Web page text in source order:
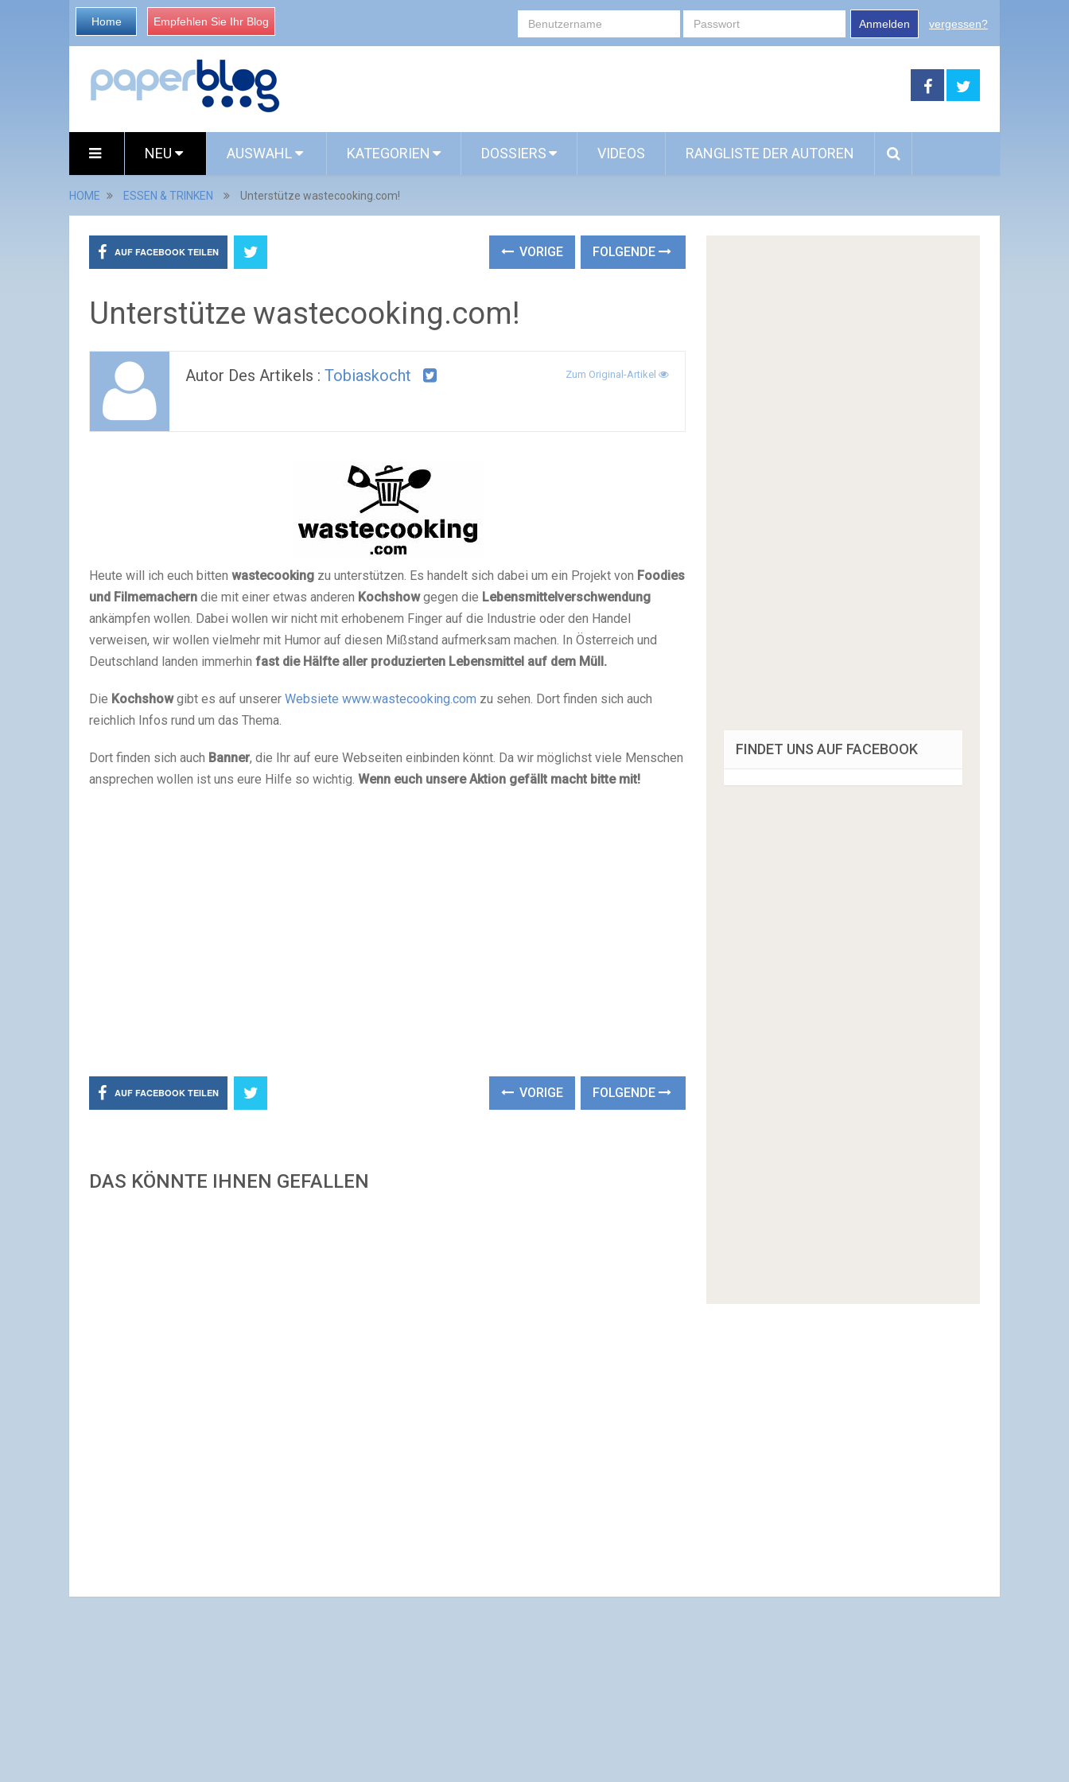
Home Empfehlen Sie Ihr Blog Anmelden vergessen?
NEU AUSWAHL KATEGORIEN DOSSIERS VIDEOS RANGLISTE DER AUTOREN
HOME ESSEN & TRINKEN Unterstütze wastecooking.com!
AUF FACEBOOK TEILEN VORIGE FOLGENDE
Unterstütze wastecooking.com!
Autor Des Artikels : Tobiaskocht Zum Original-Artikel
Heute will ich euch bitten wastecooking zu unterstützen. Es handelt sich dabei um ein Projekt von Foodies
und Filmemachern die mit einer etwas anderen Kochshowgegen die Lebensmittelverschwendung
ankämpfen wollen. Dabei wollen wir nicht mit erhobenem Finger auf die Industrie oder den Handel
verweisen, wir wollen vielmehr mit Humor auf diesen Mißstand aufmerksam machen. In Österreich und
Deutschland landen immerhin fast die Hälfte aller produzierten Lebensmittel auf dem Müll.
Die Kochshowgibt es auf unserer Websiete www.wastecooking.com zu sehen. Dort finden sich auch
reichlich Infos rund um das Thema.
Dort finden sich auch Banner, die Ihr auf eure Webseiten einbinden könnt. Da wir möglichst viele Menschen
ansprechen wollen ist uns eure Hilfe so wichtig. Wenn euch unsere Aktion gefällt macht bitte mit!
AUF FACEBOOK TEILEN VORIGE FOLGENDE
DAS KÖNNTE IHNEN GEFALLEN
FINDET UNS AUF FACEBOOK